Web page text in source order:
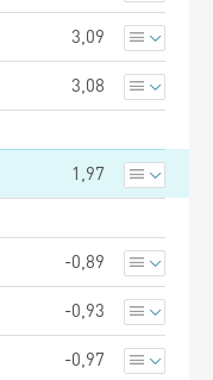
3,09
3,08
1,97
-0,89
-0,93
-0,97